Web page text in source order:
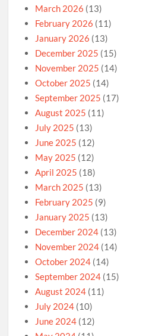
March 2026 (13)
February 2026 (11)
January 2026 (13)
December 2025 (15)
November 2025 (14)
October 2025 (14)
September 2025 (17)
August 2025 (11)
July 2025 (13)
June 2025 (12)
May 2025 (12)
April 2025 (18)
March 2025 (13)
February 2025 (9)
January 2025 (13)
December 2024 (13)
November 2024 (14)
October 2024 (14)
September 2024 (15)
August 2024 (11)
July 2024 (10)
June 2024 (12)